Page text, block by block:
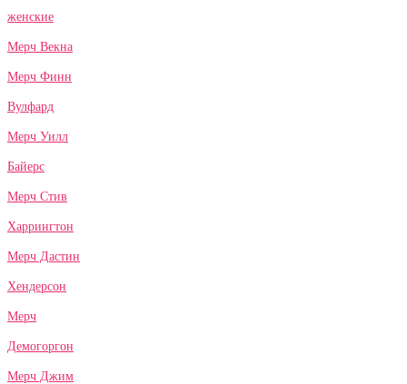
женские
Мерч Векна
Мерч Финн
Вулфард
Мерч Уилл
Байерс
Мерч Стив
Харрингтон
Мерч Дастин
Хендерсон
Мерч
Демогоргон
Мерч Джим